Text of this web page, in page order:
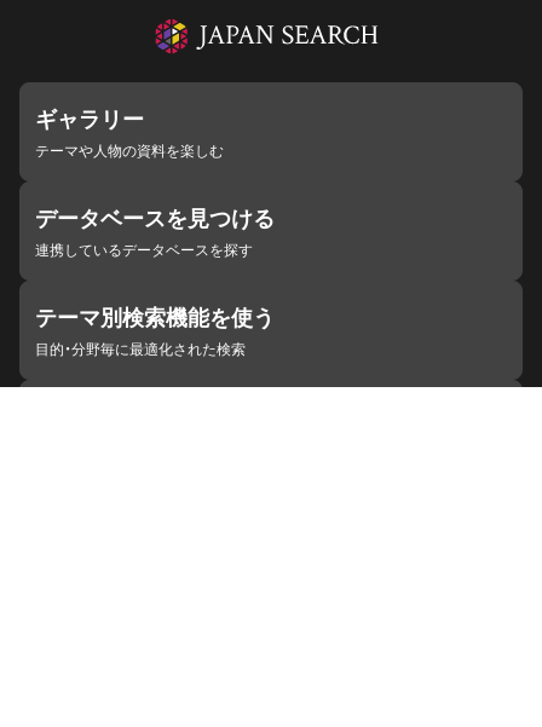
ギャラリー
テーマや人物の資料を楽しむ
データベースを見つける
連携しているデータベースを探す
テーマ別検索機能を使う
目的・分野毎に最適化された検索